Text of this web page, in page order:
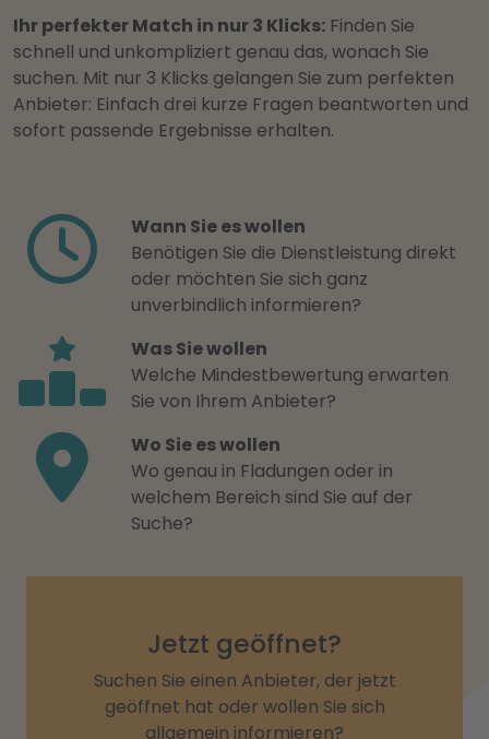
Ihr perfekter Match in nur 3 Klicks: Finden Sie
schnell und unkompliziert genau das, wonach Sie
suchen. Mit nur 3 Klicks gelangen Sie zum perfekten
Anbieter: Einfach drei kurze Fragen beantworten und
sofort passende Ergebnisse erhalten.
Wann Sie es wollen
Benötigen Sie die Dienstleistung direkt
oder möchten Sie sich ganz
unverbindlich informieren?
Was Sie wollen
Welche Mindestbewertung erwarten
Sie von Ihrem Anbieter?
Wo Sie es wollen
Wo genau in Fladungen oder in
welchem Bereich sind Sie auf der
Suche?
Jetzt geöffnet?
Suchen Sie einen Anbieter, der jetzt
geöffnet hat oder wollen Sie sich
allgemein informieren?